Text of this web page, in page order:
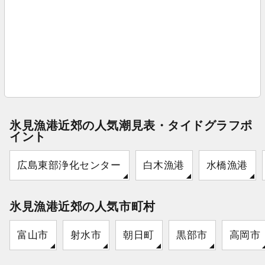
氷見漁港近郊の人気潮見表・タイドグラフポ
イント
広島東部浄化センター 白木漁港 水橋漁港
氷見漁港近郊の人気市町村
富山市 射水市 朝日町 黒部市 高岡市